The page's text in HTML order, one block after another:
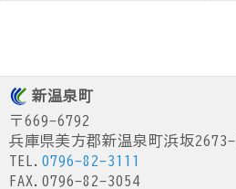
新温泉町
〒669-6792
兵庫県美方郡新温泉町浜坂2673-
TEL. 0796-82-3111
FAX.0796-82-3054